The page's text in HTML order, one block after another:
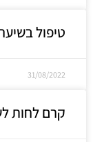
טיפול
31/08/2022
קרם לחות